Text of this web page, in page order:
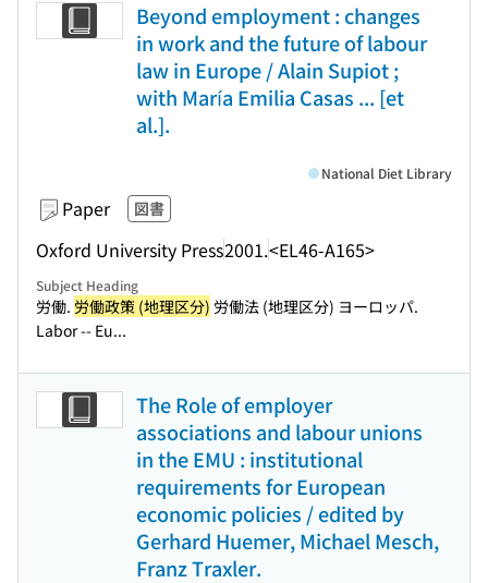
Beyond employment : changes
in work and the future of labour
law in Europe / Alain Supiot ;
with María Emilia Casas ... [et
al.].
Paper 図書
Oxford University Press2001.<EL46-A165>
National Diet Library
Subject Heading
労働. 労働政策 (地理区分) 労働法 (地理区分) ヨーロッパ.
Labor -- Eu...
The Role of employer
associations and labour unions
in the EMU : institutional
requirements for European
economic policies / edited by
Gerhard Huemer, Michael Mesch,
Franz Traxler.